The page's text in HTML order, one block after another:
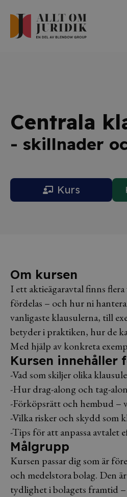
Centrala
- skillnader
Kurs
Om kursen
I ett aktieägaravtal finns
fördelas – och hur ni
vanligaste klausulerna, till
betyder i praktiken, hur de
Med hjälp av konkreta
Kursen innehåller
-Vad som skiljer olika
-Hur drag-along och tag-
-Förköpsrätt och hembud –
-Vilka risker och skydd som
-Tips för att anpassa avtalet
Målgrupp
Kursen passar dig som är
och medelstora bolag. Den
tydlighet i bolagets framtid